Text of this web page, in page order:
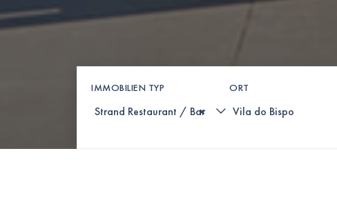
IMMOBILIEN TYP
×
ORT